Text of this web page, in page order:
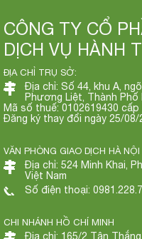
CÔNG TY CỔ
DỊCH VỤ HÀNH
ĐỊA CHỈ TRỤ SỞ:
Địa chỉ: Số 44, khu A,
Phương Liệt, Thành Phố
Mã số thuế: 0102619430
Đăng ký thay đổi ngày 25/08/
VĂN PHÒNG GIAO DỊCH HÀ NỘI
Địa chỉ: 524 Minh Khai,
Việt Nam
Số điện thoại:
CHI NHÁNH HỒ CHÍ MINH
Địa chỉ: 165/2 Tân